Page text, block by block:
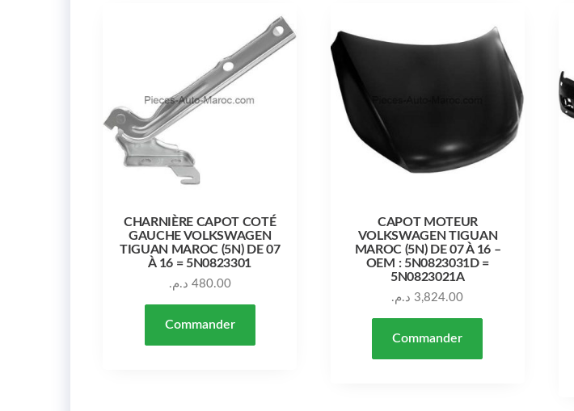
CHARNIÈRE CAPOT COTÉ
GAUCHE VOLKSWAGEN
TIGUAN MAROC (5N) DE 07
À 16 = 5N0823301
480.00 د.م.
Commander
CAPOT MOTEUR
VOLKSWAGEN TIGUAN
MAROC (5N) DE 07 À 16 –
OEM : 5N0823031D =
5N0823021A
3,824.00 د.م.
Commander